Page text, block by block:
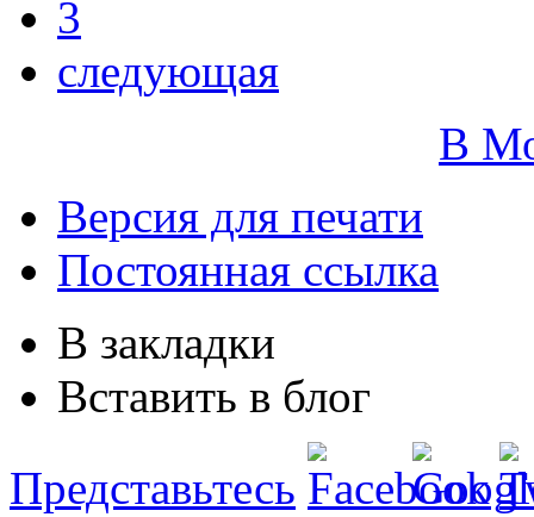
3
следующая
В
Версия для печати
Постоянная ссылка
В закладки
Вставить в блог
Представьтесь